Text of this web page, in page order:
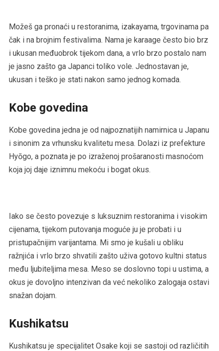
Možeš ga pronaći u restoranima, izakayama, trgovinama pa
čak i na brojnim festivalima. Nama je karaage često bio brz
i ukusan međuobrok tijekom dana, a vrlo brzo postalo nam
je jasno zašto ga Japanci toliko vole. Jednostavan je,
ukusan i teško je stati nakon samo jednog komada.
Kobe govedina
Kobe govedina jedna je od najpoznatijih namirnica u Japanu
i sinonim za vrhunsku kvalitetu mesa. Dolazi iz prefekture
Hyōgo, a poznata je po izraženoj prošaranosti masnoćom
koja joj daje iznimnu mekoću i bogat okus.
Iako se često povezuje s luksuznim restoranima i visokim
cijenama, tijekom putovanja moguće ju je probati i u
pristupačnijim varijantama. Mi smo je kušali u obliku
ražnjića i vrlo brzo shvatili zašto uživa gotovo kultni status
među ljubiteljima mesa. Meso se doslovno topi u ustima, a
okus je dovoljno intenzivan da već nekoliko zalogaja ostavi
snažan dojam.
Kushikatsu
Kushikatsu je specijalitet Osake koji se sastoji od različitih